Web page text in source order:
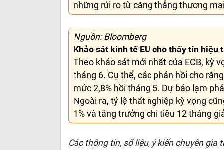
những rủi ro từ căng thẳng thương
Nguồn: Bloomberg
Khảo sát kinh tế EU cho thấy tín hiệu
Theo khảo sát mới nhất của ECB, kỳ
tháng 6. Cụ thể, các phản hồi cho
mức 2,8% hồi tháng 5. Dự báo lạm
Ngoài ra, tỷ lệ thất nghiệp kỳ vọng
1% và tăng trưởng chi tiêu 12 tháng
Các thông tin, số liệu, ý kiến chuyên